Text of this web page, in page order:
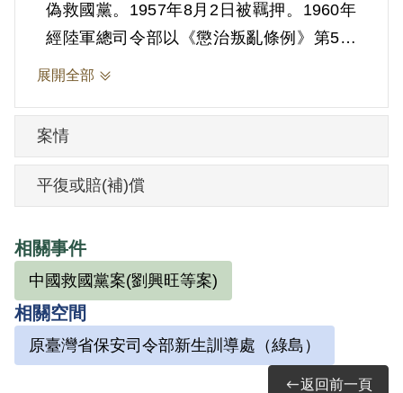
偽救國黨。1957年8月2日被羈押。1960年
經陸軍總司令部以《懲治叛亂條例》第5條
「參加叛亂之組織」判處有期徒刑5年。
其於1999年5月向補償基金會提出申請，
2001年5月經第2屆第6次董監事會審核通過
予以補償。補償理由為原判決認定其參加
救國黨」既如原判決所認定係主張「實行
民有、民治、民享，維護憲政，實行三民
主義及反對一黨專政……」 等，尚難據以
認定為叛亂之組織，故認本案非有實據。
2019年2月經促轉會公告撤銷判決處分。
展開全部
案情
平復或賠(補)償
相關事件
中國救國黨案(劉興旺等案)
相關空間
原臺灣省保安司令部新生訓導處（綠島）
返回前一頁